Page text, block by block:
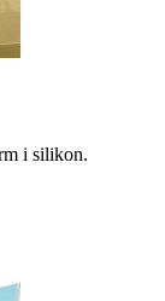
i silikon.